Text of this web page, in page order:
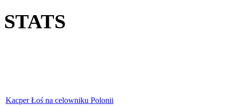
STATS
Kacper Łoś na celowniku Polonii